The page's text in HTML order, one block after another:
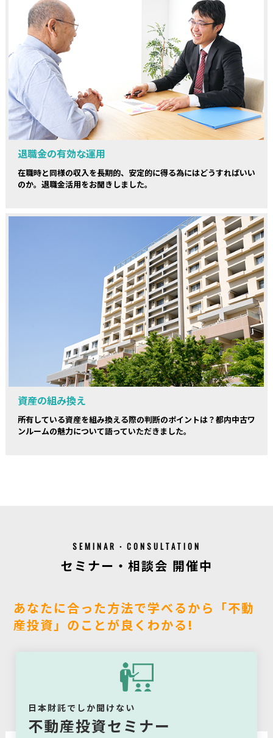
退職金の有効な運用
在職時と同様の収入を長期的、安定的に得る為にはどうすればいい
のか。退職金活用をお聞きしました。
資産の組み換え
所有している資産を組み換える際の判断のポイントは？都内中古ワ
ンルームの魅力について語っていただきました。
SEMINAR・CONSULTATION
セミナー・相談会 開催中
あなたに合った方法で学べるから「不動
産投資」のことが良くわかる!
日本財託でしか聞けない
不動産投資セミナー